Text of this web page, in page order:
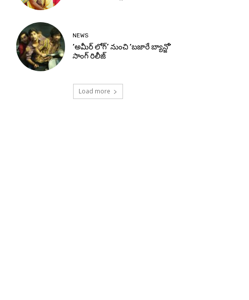
NEWS
‘అమీర్ లోగ్’ నుంచి ‘బజారే బ్యాన్జో’
సాంగ్ రిలీజ్
Load more